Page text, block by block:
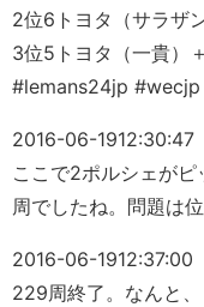
2位6トヨタ（サラザ
3位5トヨタ（一貴）
#lemans24jp #wecjp
2016-06-1912:30:47
ここで2ポルシェが
周でしたね。問題は
2016-06-1912:37:00
229周終了。なんと